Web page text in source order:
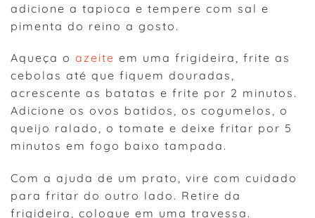
adicione a tapioca e tempere com sal e
pimenta do reino a gosto.
Aqueça o azeite em uma frigideira, frite as
cebolas até que fiquem douradas,
acrescente as batatas e frite por 2 minutos.
Adicione os ovos batidos, os cogumelos, o
queijo ralado, o tomate e deixe fritar por 5
minutos em fogo baixo tampada.
Com a ajuda de um prato, vire com cuidado
para fritar do outro lado. Retire da
frigideira, coloque em uma travessa.